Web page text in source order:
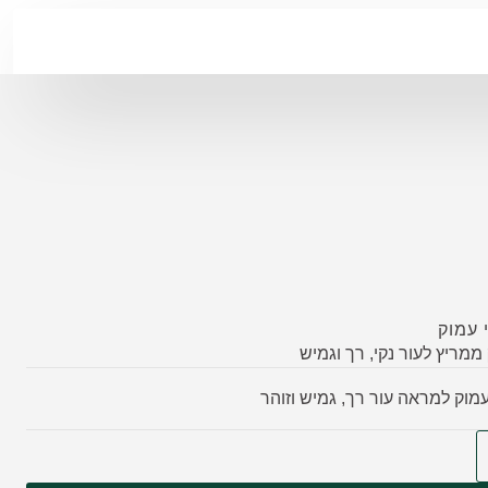
עמוק
ממריץ לעור נקי, רך וגמיש
עמוק למראה עור רך, גמיש וזוהר